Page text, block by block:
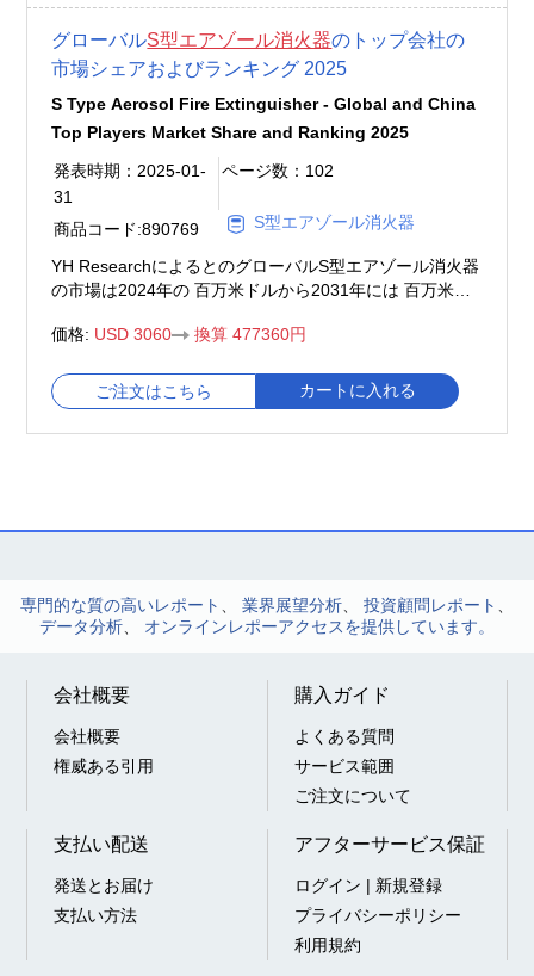
グローバルS型エアゾール消火器のトップ会社の
市場シェアおよびランキング 2025
S Type Aerosol Fire Extinguisher - Global and China
Top Players Market Share and Ranking 2025
発表時期：2025-01-
31
ページ数：102
商品コード:890769 S型エアゾール消火器
YH ResearchによるとのグローバルS型エアゾール消火器
の市場は2024年の 百万米ドルから2031年には 百万米ド
と予測されている。
価格: USD 3060 換算 477360円
ご注文はこちら カートに入れる
専門的な質の高いレポート 業界展望分析 投資顧問レポート
データ分析
オンラインレポーアクセスを提供しています。
会社概要
会社概要
権威ある引用
購入ガイド
よくある質問
サービス範囲
ご注文について
支払い配送
発送とお届け
支払い方法
アフターサービス保証
ログイン | 新規登録
プライバシーポリシー
利用規約